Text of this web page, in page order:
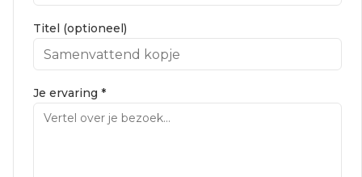
Titel (optioneel)
Je ervaring *